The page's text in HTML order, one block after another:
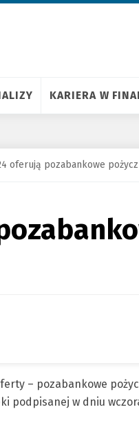
KARIERA W
oferują pozabankowe
– pozabankowe
podpisanej w dniu